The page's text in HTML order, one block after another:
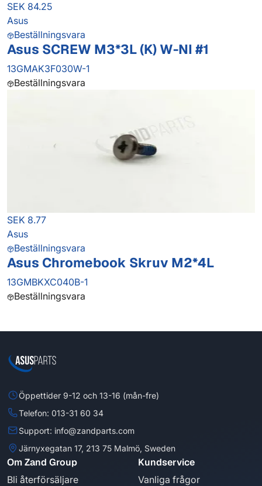
SEK 84.25
Asus
Beställningsvara
Asus SCREW M3*3L (K) W-NI #1
13GMAK3F030W-1
Beställningsvara
SEK 8.77
Asus
Beställningsvara
Asus Chromebook Skruv M2*4L
13GMBKXC040B-1
Beställningsvara
Öppettider 9-12 och 13-16 (mån-fre)
Telefon: 013-31 60 34
Support: info@zandparts.com
Järnyxegatan 17, 213 75 Malmö, Sweden
Om Zand Group
Bli återförsäljare
Kundservice
Vanliga frågor